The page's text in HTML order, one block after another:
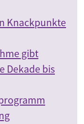
Knackpunkte
gibt
Dekade bis